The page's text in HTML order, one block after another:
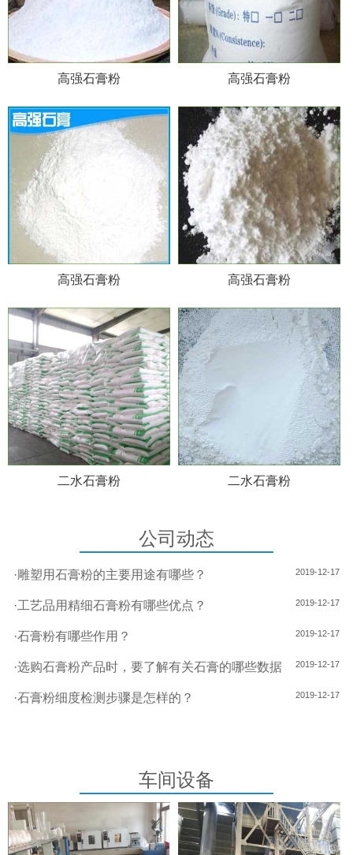
高强石膏粉 高强石膏粉
高强石膏粉 高强石膏粉
二水石膏粉 二水石膏粉
公司动态
2019-12-17
·雕塑用石膏粉的主要用途有哪些？
2019-12-17
·工艺品用精细石膏粉有哪些优点？
2019-12-17
·石膏粉有哪些作用？
2019-12-17
·选购石膏粉产品时，要了解有关石膏的哪些数据
2019-12-17
·石膏粉细度检测步骤是怎样的？
车间设备